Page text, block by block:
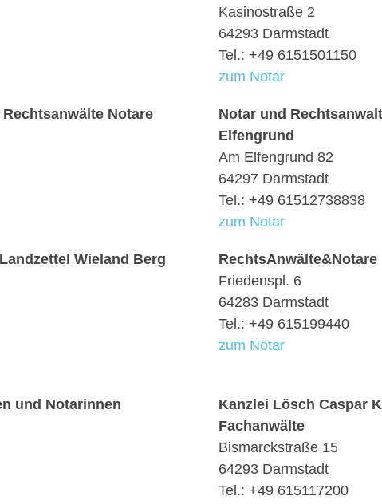
Kasinostraße 2
64293 Darmstadt
Tel.: +49 6151501150
zum Notar
Notare
Notar und
Elfengrund
Am Elfengrund 82
64297 Darmstadt
Tel.: +49 61512738838
zum Notar
Wieland Berg
RechtsAnwälte&Notare
Friedenspl. 6
64283 Darmstadt
Tel.: +49 615199440
zum Notar
und Notarinnen
Kanzlei Lösch Caspar
Fachanwälte
Bismarckstraße 15
64293 Darmstadt
Tel.: +49 615117200